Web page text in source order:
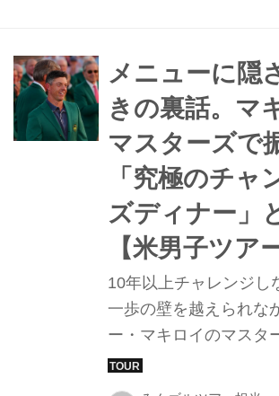
メニューに隠
きの裏話。マ
マスターズで
「究極のチャ
ズディナー」
【米男子ツア
10年以上チャレンジし
一歩の壁を越えられな
ー・マキロイのマスタ
年に、ついにキャリア
という偉業を成し遂げ